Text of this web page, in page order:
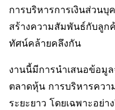
การบริหารการเงินส่วน
สร้างความสัมพันธ์กับลูก
ทัศน์คล้ายคลึงกัน
งานนี้มีการนำเสนอข้อมู
ตลาดหุ้น การบริหารควา
ระยะยาว โดยเฉพาะอย่